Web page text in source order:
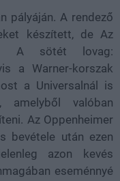
pályáján. A rendező
készített, de Az
A sötét lovag:
a Warner-korszak
a Universalnál is
valóban
Az Oppenheimer
bevétele után ezen
azon kevés
eseménnyé